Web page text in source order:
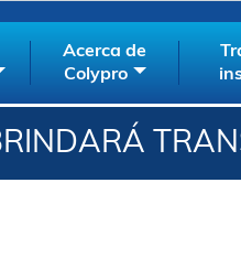
Acerca de
Colypro